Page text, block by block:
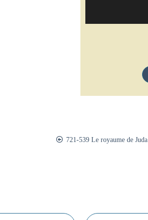
721-539 Le royaume de Juda